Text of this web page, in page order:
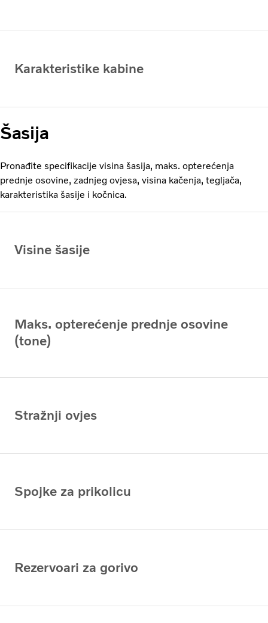
Karakteristike kabine
Šasija
Pronađite specifikacije visina šasija, maks. opterećenja
prednje osovine, zadnjeg ovjesa, visina kačenja, tegljača,
karakteristika šasije i kočnica.
Visine šasije
Maks. opterećenje prednje osovine
(tone)
Stražnji ovjes
Spojke za prikolicu
Rezervoari za gorivo